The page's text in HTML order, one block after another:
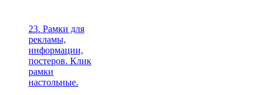
23. Рамки для
рекламы,
информации,
постеров. Клик
рамки
настольные.